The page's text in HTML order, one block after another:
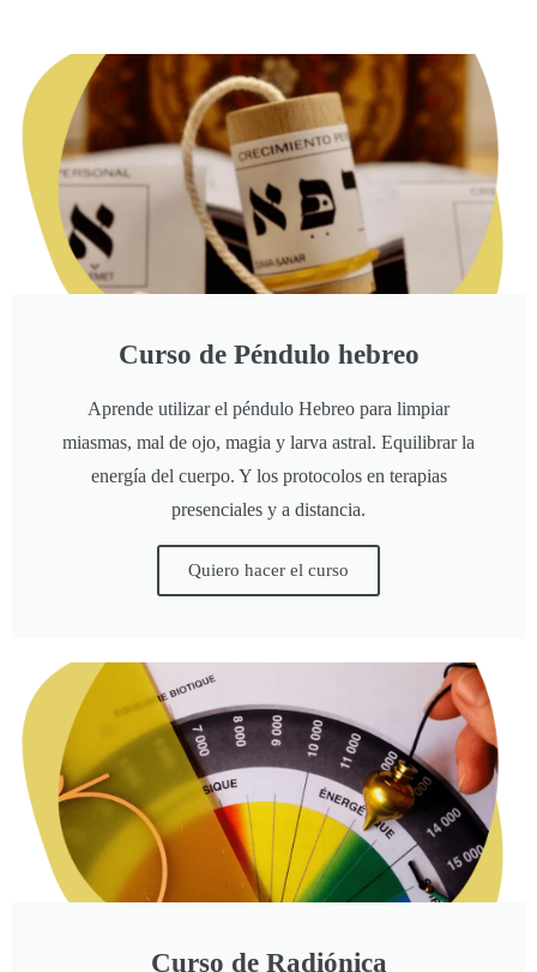
Curso de Péndulo hebreo
Aprende utilizar el péndulo Hebreo para limpiar
miasmas, mal de ojo, magia y larva astral. Equilibrar la
energía del cuerpo. Y los protocolos en terapias
presenciales y a distancia.
Quiero hacer el curso
Curso de Radiónica